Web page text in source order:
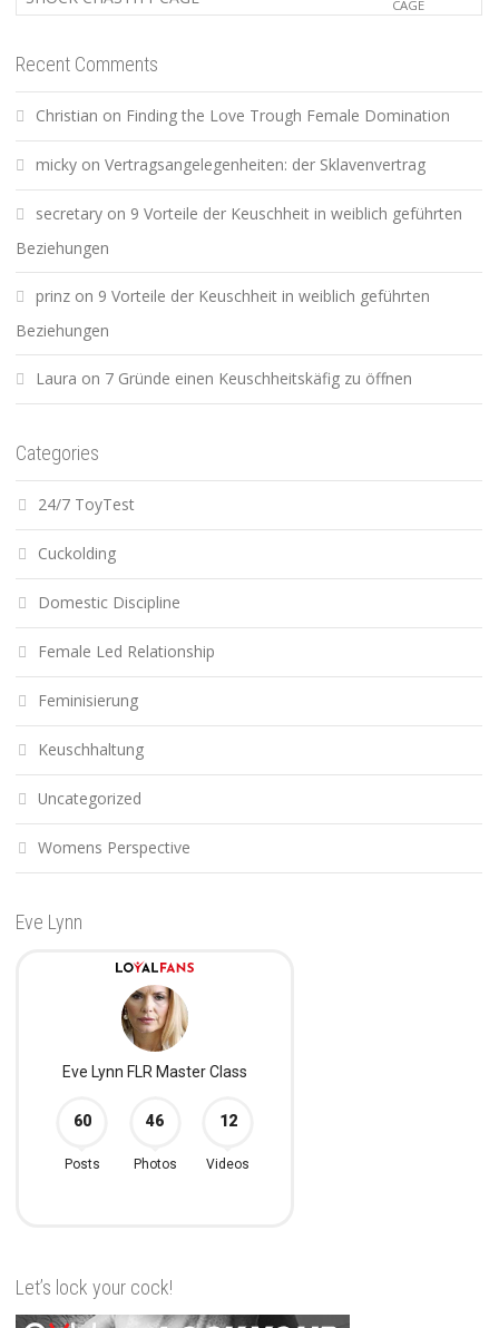
Recent Comments
Christian on Finding the Love Trough Female Domination
micky on Vertragsangelegenheiten: der Sklavenvertrag
secretary on 9 Vorteile der Keuschheit in weiblich geführten
Beziehungen
prinz on 9 Vorteile der Keuschheit in weiblich geführten
Beziehungen
Laura on 7 Gründe einen Keuschheitskäfig zu öffnen
Categories
24/7 ToyTest
Cuckolding
Domestic Discipline
Female Led Relationship
Feminisierung
Keuschhaltung
Uncategorized
Womens Perspective
Eve Lynn
Let’s lock your cock!